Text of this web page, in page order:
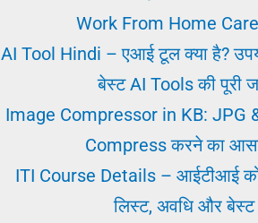
मनोवैज्ञानिक
तथ्यों
अध्ययन
Work From Home
AI Tool Hindi – एआई टूल क्या है?
बेस्ट AI Tools की पूरी
Image Compressor in KB: JPG
Compress करने का
ITI Course Details – आईटीआई
लिस्ट, अवधि और